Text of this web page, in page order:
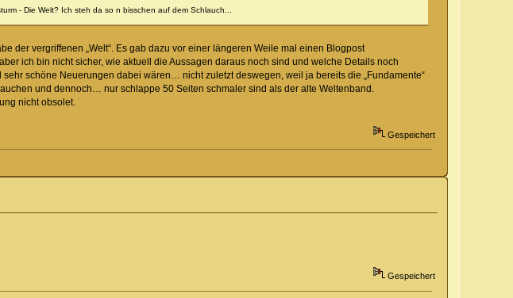
- Die Welt? Ich steh da so n bisschen auf dem Schlauch...
der vergriffenen „Welt“. Es gab dazu vor einer längeren Weile mal einen Blogpost
ich bin nicht sicher, wie aktuell die Aussagen daraus noch sind und welche Details noch
schöne Neuerungen dabei wären… nicht zuletzt deswegen, weil ja bereits die „Fundamente“
und dennoch… nur schlappe 50 Seiten schmaler sind als der alte Weltenband.
nicht obsolet.
Gespeichert
Gespeichert